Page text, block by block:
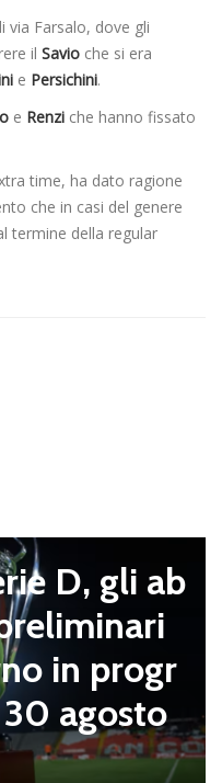
via Farsalo, dove gli
il Savio che si era
e Persichini.
e Renzi che hanno fissato
time, ha dato ragione
che in casi del genere
termine della regular
D, gli ab
in progr
agosto